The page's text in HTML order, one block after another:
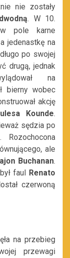
nie zostały
. W 10.
pole karne
jedenastkę na
po swojej
drugą, jednak
na
bierny wobec
akcję
Kounde.
sędzia po
ale
Buchanan.
faul
Renato
czerwoną
na przebieg
przewagi